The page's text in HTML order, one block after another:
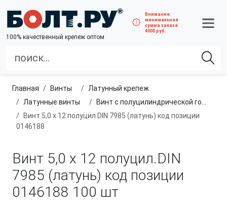
100% качественный крепеж оптом
Внимание:
минимальная
сумма заказа
4000 руб.
Главная винты
латунный крепеж
латунные винты
Винт с полуцилиндрической головкой, из латуни
Винт 5,0 х 12 полуцил.DIN 7985 (латунь) код позиции
0146188
Винт 5,0 х 12 полуцил.DIN
7985 (латунь) код позиции
0146188 100 шт